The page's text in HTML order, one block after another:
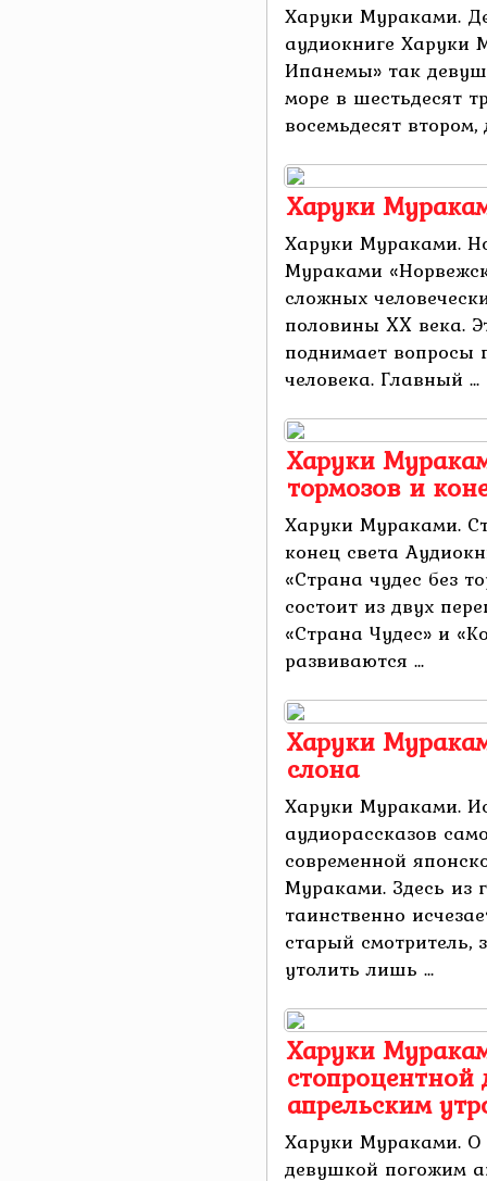
Харуки Мураками.
аудиокниге Харуки
Ипaнемы» так
море в шестьдесят
восемьдесят
Харуки
Харуки Мураками.
Мураками
сложных
половины XX века.
поднимает вопросы
человека. Главный ...
Харуки
тормозов и
Харуки Мураками.
конец света
«Страна чудес без
состоит из двух
«Страна Чудес» и
развиваются ...
Харуки
слона
Харуки Мураками.
аудиорассказов
современной
Мураками. Здесь из
таинственно
старый смотритель,
утолить лишь ...
Харуки
апрельским
Харуки Мураками. О
девушкой погожим